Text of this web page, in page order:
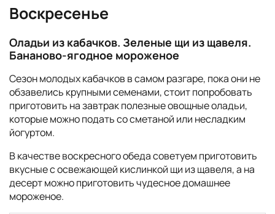
Воскресенье
Оладьи из кабачков. Зеленые щи из щавеля.
Бананово-ягодное мороженое
Сезон молодых кабачков в самом разгаре, пока они не
обзавелись крупными семенами, стоит попробовать
приготовить на завтрак полезные овощные оладьи,
которые можно подать со сметаной или несладким
йогуртом.
В качестве воскресного обеда советуем приготовить
вкусные с освежающей кислинкой щи из щавеля, а на
десерт можно приготовить чудесное домашнее
мороженое.